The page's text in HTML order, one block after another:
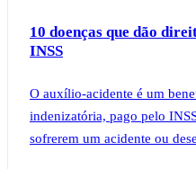
10 doenças que dão
INSS
O auxílio-acidente é um
indenizatória, pago pelo
sofrerem um acidente ou